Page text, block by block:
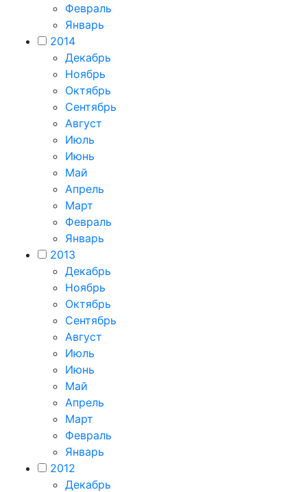
Февраль
Январь
2014
Декабрь
Ноябрь
Октябрь
Сентябрь
Август
Июль
Июнь
Май
Апрель
Март
Февраль
Январь
2013
Декабрь
Ноябрь
Октябрь
Сентябрь
Август
Июль
Июнь
Май
Апрель
Март
Февраль
Январь
2012
Декабрь